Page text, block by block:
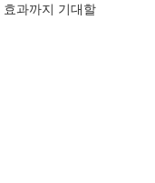
과까지 기대할